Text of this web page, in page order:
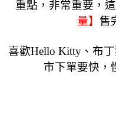
重點，非常重要，這
量】 售
喜歡Hello Kitty、布
市下單要快，